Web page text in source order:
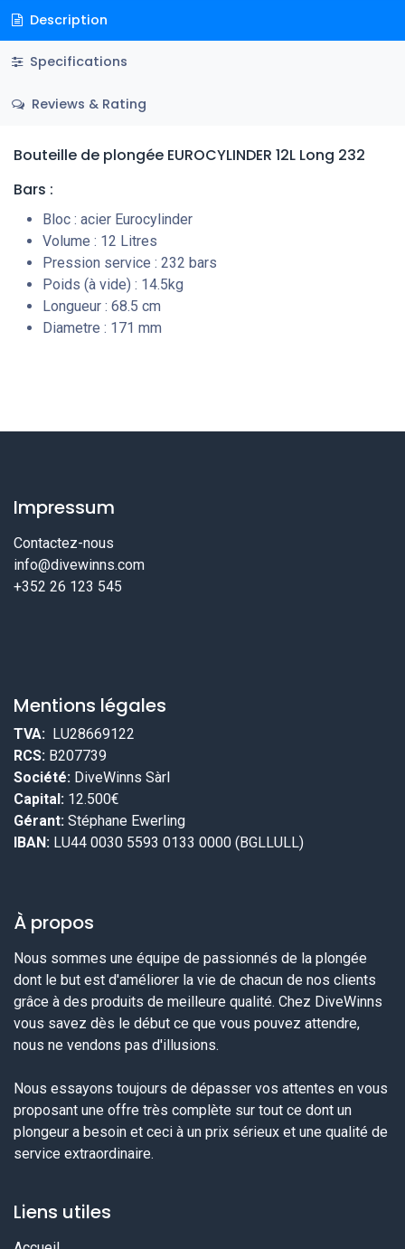
Description
Specifications
Reviews & Rating
Bouteille de plongée EUROCYLINDER 12L Long 232
Bars :
Bloc : acier Eurocylinder
Volume : 12 Litres
Pression service : 232 bars
Poids (à vide) : 14.5kg
Longueur : 68.5 cm
Diametre : 171 mm
Impressum
Contactez-nous
info@divewinns.com
+352 26 123 545
Mentions légales
TVA: LU28669122
RCS: B207739
Société: DiveWinns Sàrl
Capital: 12.500€
Gérant: Stéphane Ewerling
IBAN: LU44 0030 5593 0133 0000 (BGLLULL)
À propos
Nous sommes une équipe de passionnés de la plongée
dont le but est d'améliorer la vie de chacun de nos clients
grâce à des produits de meilleure qualité. Chez DiveWinns
vous savez dès le début ce que vous pouvez attendre,
nous ne vendons pas d'illusions.
Nous essayons toujours de dépasser vos attentes en vous
proposant une offre très complète sur tout ce dont un
plongeur a besoin et ceci à un prix sérieux et une qualité de
service extraordinaire.
Liens utiles